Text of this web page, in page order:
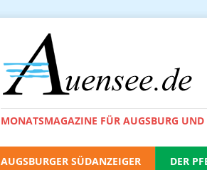
MONATSMAGAZINE FÜR AUGSBURG
AUGSBURGER SÜDANZEIGER DER